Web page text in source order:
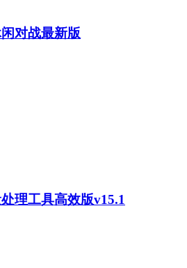
对战最新版
理工具高效版v15.1